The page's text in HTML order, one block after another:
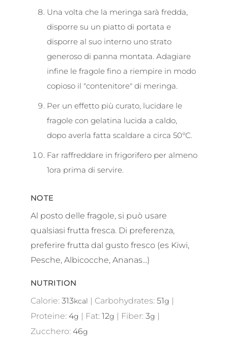
Una volta che la meringa sarà fredda,
disporre su un piatto di portata e
disporre al suo interno uno strato
generoso di panna montata. Adagiare
infine le fragole fino a riempire in modo
copioso il "contenitore" di meringa.
Per un effetto più curato, lucidare le
fragole con gelatina lucida a caldo,
dopo averla fatta scaldare a circa 50°C.
Far raffreddare in frigorifero per almeno
1ora prima di servire.
NOTE
Al posto delle fragole, si può usare
qualsiasi frutta fresca. Di preferenza,
preferire frutta dal gusto fresco (es Kiwi,
Pesche, Albicocche, Ananas...)
NUTRITION
Calorie: 313kcal | Carbohydrates: 51g |
Proteine: 4g | Fat: 12g | Fiber: 3g |
Zucchero: 46g